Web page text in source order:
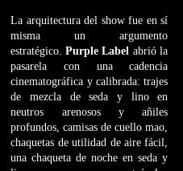
La arquitectura del show fue en sí
misma un argumento
estratégico.Purple Label abrió la
pasarela con una cadencia
cinematográfica y calibrada: trajes
de mezcla de seda y lino en
neutros arenosos y añiles
profundos, camisas de cuello mao,
chaquetas de utilidad de aire fácil,
una chaqueta de noche en seda y